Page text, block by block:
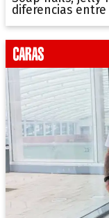
diferencias